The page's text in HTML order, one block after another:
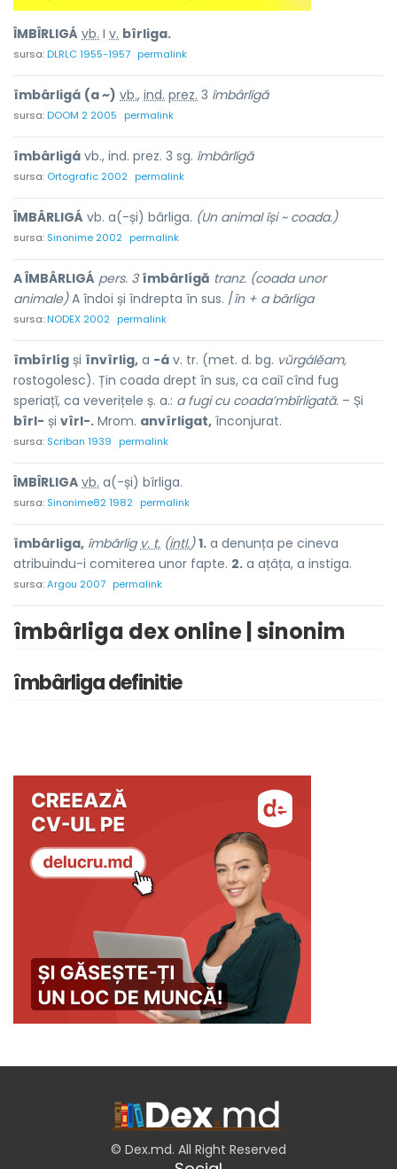
ÎMBÎRLIGÁ vb. I v. bîrliga.
sursa:DLRLC 1955-1957 permalink
îmbârligá (a ~) vb., ind. prez. 3 îmbârlígă
sursa:DOOM 2 2005 permalink
îmbârligá vb., ind. prez. 3 sg. îmbârlígă
sursa: Ortografic 2002 permalink
ÎMBÂRLIGÁ vb. a(-și) bârliga. (Un animal își ~ coada.)
sursa: Sinonime 2002 permalink
A ÎMBÂRLIGÁ pers. 3 îmbârlígă tranz. (coada unor
animale)A îndoi și îndrepta în sus. /în + a bârliga
sursa:NODEX 2002 permalink
îmbîrlíg și învîrlig, a -á v. tr. (met. d. bg. vŭrgálĕam,
rostogolesc). Țin coada drept în sus, ca caiĭ cînd fug
speriațĭ, ca veverițele ș. a.: a fugi cu coada’mbîrligată. – Și
bîrl- și vîrl-. Mrom. anvîrligat, înconjurat.
sursa: Scriban 1939 permalink
ÎMBÎRLIGA vb. a(-și) bîrliga.
sursa: Sinonime82 1982 permalink
îmbârliga, îmbârligv. t. (intl.) 1. a denunța pe cineva
atribuindu-i comiterea unor fapte. 2. a ațâța, a instiga.
sursa:Argou 2007 permalink
îmbârliga dex online | sinonim
îmbârliga definitie
© Dex.md. All Right Reserved